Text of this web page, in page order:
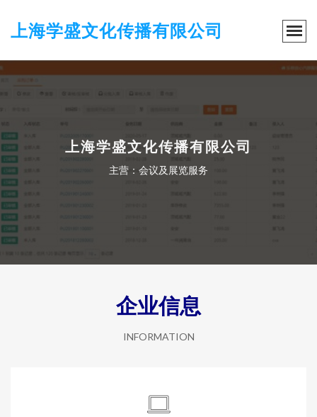
上海学盛文化传播有限公司
上海学盛文化传播有限公司
主营：会议及展览服务
企业信息
INFORMATION